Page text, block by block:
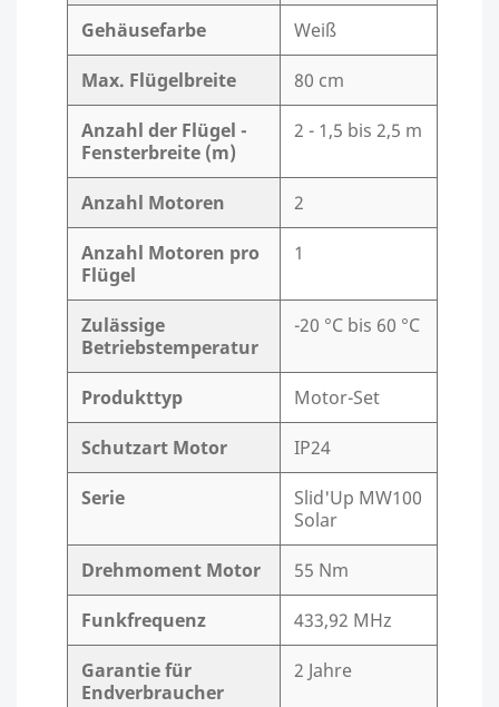
Gehäusefarbe Weiß
Max. Flügelbreite 80 cm
Anzahl der Flügel -
Fensterbreite (m)
2 - 1,5 bis 2,5 m
Anzahl Motoren 2
Anzahl Motoren pro
Flügel
1
Zulässige
Betriebstemperatur
-20 °C bis 60 °C
Produkttyp Motor-Set
Schutzart Motor IP24
Serie
Slid'Up MW100
Solar
Drehmoment Motor 55 Nm
Funkfrequenz 433,92 MHz
Garantie für
Endverbraucher
2 Jahre